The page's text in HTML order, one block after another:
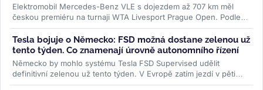
Elektromobil Mercedes-Benz VLE s dojezdem až 707 km měl
českou premiéru na turnaji WTA Livesport Prague Open. Podle
konfigurátoru automobilky...>>
Tesla bojuje o Německo: FSD možná dostane zelenou už
tento týden. Co znamenají úrovně autonomního řízení
Německo by mohlo systému Tesla FSD Supervised udělit
definitivní zelenou už tento týden. V Evropě zatím jezdí v pěti
zemích, Česko čeká...>>